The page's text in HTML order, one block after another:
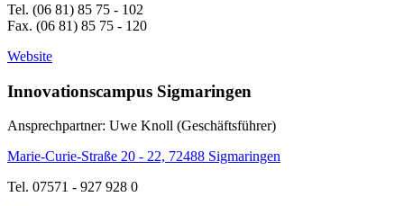
Tel. (06 81) 85 75 - 102
Fax. (06 81) 85 75 - 120
Website
Innovationscampus Sigmaringen
Ansprechpartner: Uwe Knoll (Geschäftsführer)
Marie-Curie-Straße 20 - 22, 72488 Sigmaringen
Tel. 07571 - 927 928 0